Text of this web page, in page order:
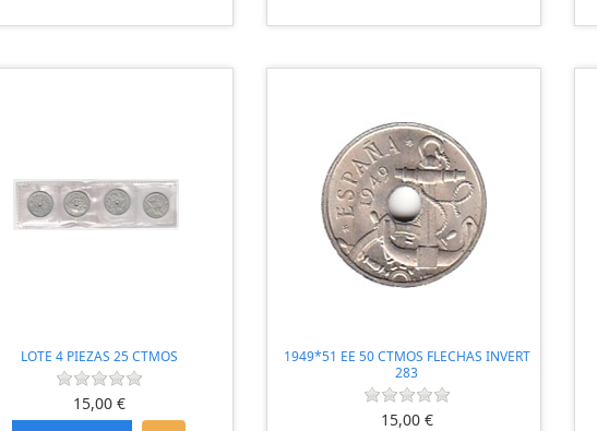
LOTE 4 PIEZAS 25 CTMOS
15,00 €
1949*51 EE 50 CTMOS FLECHAS INVERT
283
15,00 €